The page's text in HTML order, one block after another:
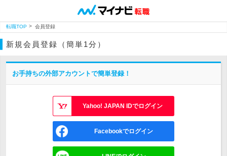
転職TOP 会員登録
新規会員登録（簡単1分）
お手持ちの外部アカウントで簡単登録！
Yahoo! JAPAN IDでログイン
Facebookでログイン